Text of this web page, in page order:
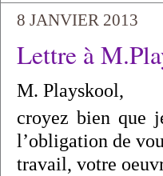
8 JANVIER 2013
Lettre à
M. Playskool,
croyez bien que
l’obligation de
travail, votre